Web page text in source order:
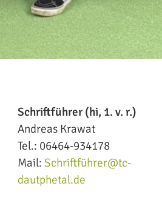
Schriftführer (hi, 1. v. r.)
Andreas Krawat
Tel.: 06464-934178
Mail:Schriftführer@tc-
dautphetal.de